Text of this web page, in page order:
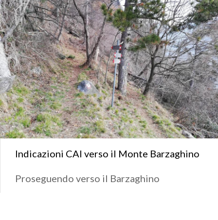
Indicazioni CAI verso il Monte Barzaghino
Proseguendo verso il Barzaghino